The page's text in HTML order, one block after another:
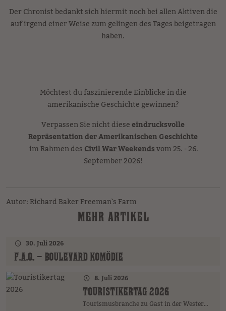
Der Chronist bedankt sich hiermit noch bei allen Aktiven die
auf irgend einer Weise zum gelingen des Tages beigetragen
haben.
Möchtest du faszinierende Einblicke in die
amerikanische Geschichte gewinnen?
Verpassen Sie nicht dieseeindrucksvolle
Repräsentation der Amerikanischen Geschichte
im Rahmen desCivil War Weekendsvom 25. - 26.
September 2026!
Autor: Richard Baker Freeman`s Farm
MEHR ARTIKEL
30. Juli 2026
F.A.Q. – BOULEVARD KOMÖDIE
8. Juli 2026
TOURISTIKERTAG 2026
Tourismusbranche zu Gast in der Westernstadt